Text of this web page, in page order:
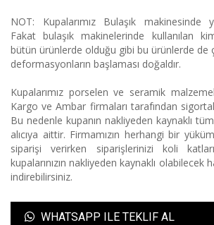
NOT: Kupalarımız Bulaşık makinesinde
Fakat bulaşık makinelerinde kullanılan
bütün ürünlerde olduğu gibi bu ürünlerde de
deformasyonların başlaması doğaldır.
Kupalarımız porselen ve seramik
Kargo ve Ambar firmaları tarafından
Bu nedenle kupanın nakliyeden kaynaklı
alıcıya aittir. Firmamızın herhangi bir
siparişi verirken siparişlerinizi koli
kupalarınızın nakliyeden kaynaklı olabilecek
indirebilirsiniz.
WHATSAPP ILE TEKLIF AL